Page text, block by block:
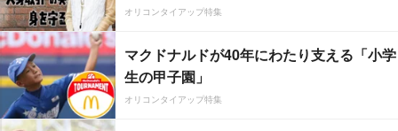
オリコンタイアップ特集
マクドナルドが40年にわたり支える「小学
生の甲子園」
オリコンタイアップ特集